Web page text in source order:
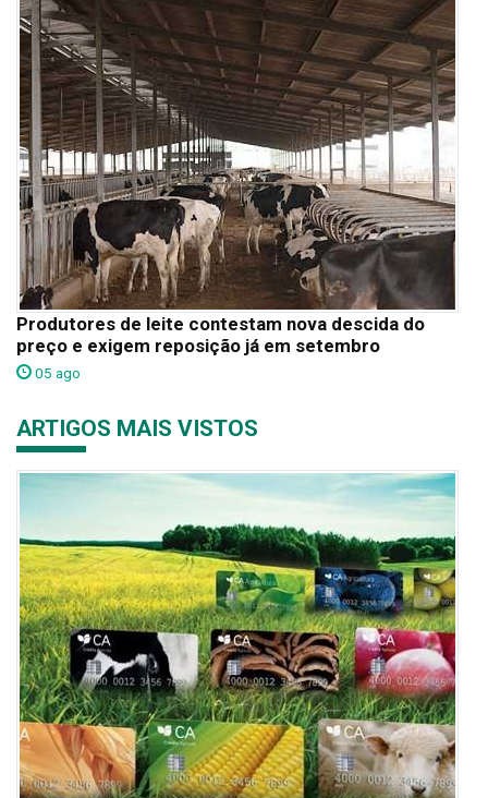
Produtores de leite contestam nova descida do
preço e exigem reposição já em setembro
05 ago
ARTIGOS MAIS VISTOS